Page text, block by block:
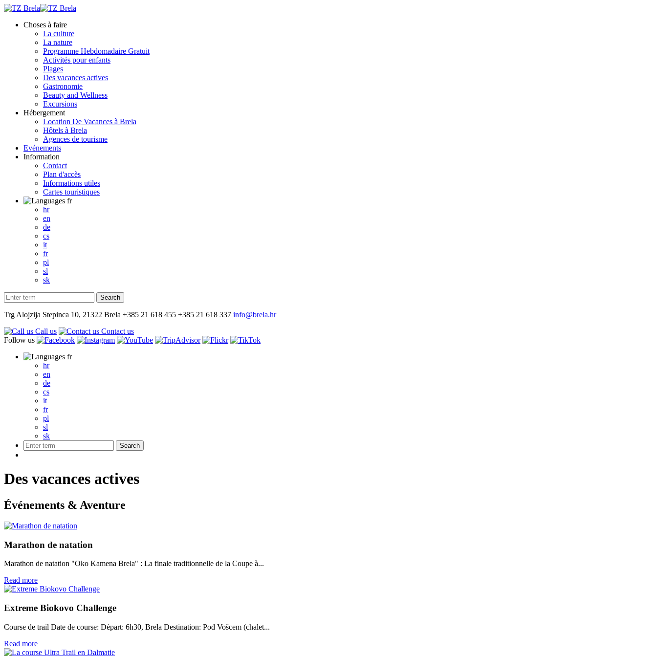
Choses à faire
La culture
La nature
Programme Hebdomadaire Gratuit
Activités pour enfants
Plages
Des vacances actives
Gastronomie
Beauty and Wellness
Excursions
Hébergement
Location De Vacances à Brela
Hôtels à Brela
Agences de tourisme
Evénements
Information
Contact
Plan d'accès
Informations utiles
Cartes touristiques
fr
hr
en
de
cs
it
fr
pl
sl
sk
Trg Alojzija Stepinca 10, 21322 Brela +385 21 618 455 +385 21 618 337 info@brela.hr
Call us
Contact us
Follow us
fr
hr
en
de
cs
it
fr
pl
sl
sk
Des vacances actives
Événements & Aventure
Marathon de natation
Marathon de natation "Oko Kamena Brela" : La finale traditionnelle de la Coupe à...
Read more
Extreme Biokovo Challenge
Course de trail Date de course: Départ: 6h30, Brela Destination: Pod Vošcem (chalet...
Read more